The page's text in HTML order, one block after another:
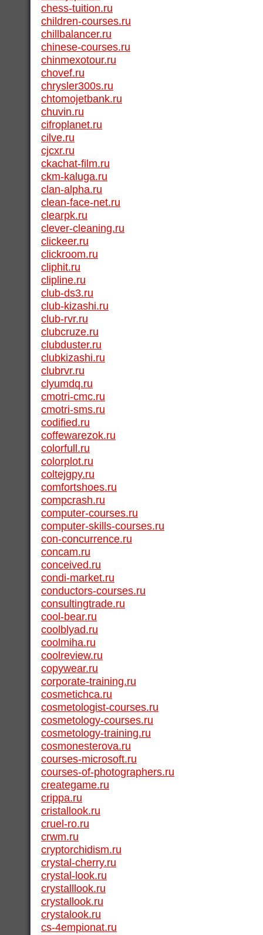
chess-tuition.ru
children-courses.ru
chillbalancer.ru
chinese-courses.ru
chinmexotour.ru
chovef.ru
chrysler300s.ru
chtomojetbank.ru
chuvin.ru
cifroplanet.ru
cilve.ru
cjcxr.ru
ckachat-film.ru
ckm-kaluga.ru
clan-alpha.ru
clean-face-net.ru
clearpk.ru
clever-cleaning.ru
clickeer.ru
clickroom.ru
cliphit.ru
clipline.ru
club-ds3.ru
club-kizashi.ru
club-rvr.ru
clubcruze.ru
clubduster.ru
clubkizashi.ru
clubrvr.ru
clyumdq.ru
cmotri-cmc.ru
cmotri-sms.ru
codified.ru
coffewarezok.ru
colorfull.ru
colorplot.ru
coltejgpy.ru
comfortshoes.ru
compcrash.ru
computer-courses.ru
computer-skills-courses.ru
con-concurrence.ru
concam.ru
conceived.ru
condi-market.ru
conductors-courses.ru
consultingtrade.ru
cool-bear.ru
coolblyad.ru
coolmiha.ru
coolreview.ru
copywear.ru
corporate-training.ru
cosmetichca.ru
cosmetologist-courses.ru
cosmetology-courses.ru
cosmetology-training.ru
cosmonesterova.ru
courses-microsoft.ru
courses-of-photographers.ru
creategame.ru
crippa.ru
cristallook.ru
cruel-ro.ru
crwm.ru
cryptorchidism.ru
crystal-cherry.ru
crystal-look.ru
crystalllook.ru
crystallook.ru
crystalook.ru
cs-4empionat.ru